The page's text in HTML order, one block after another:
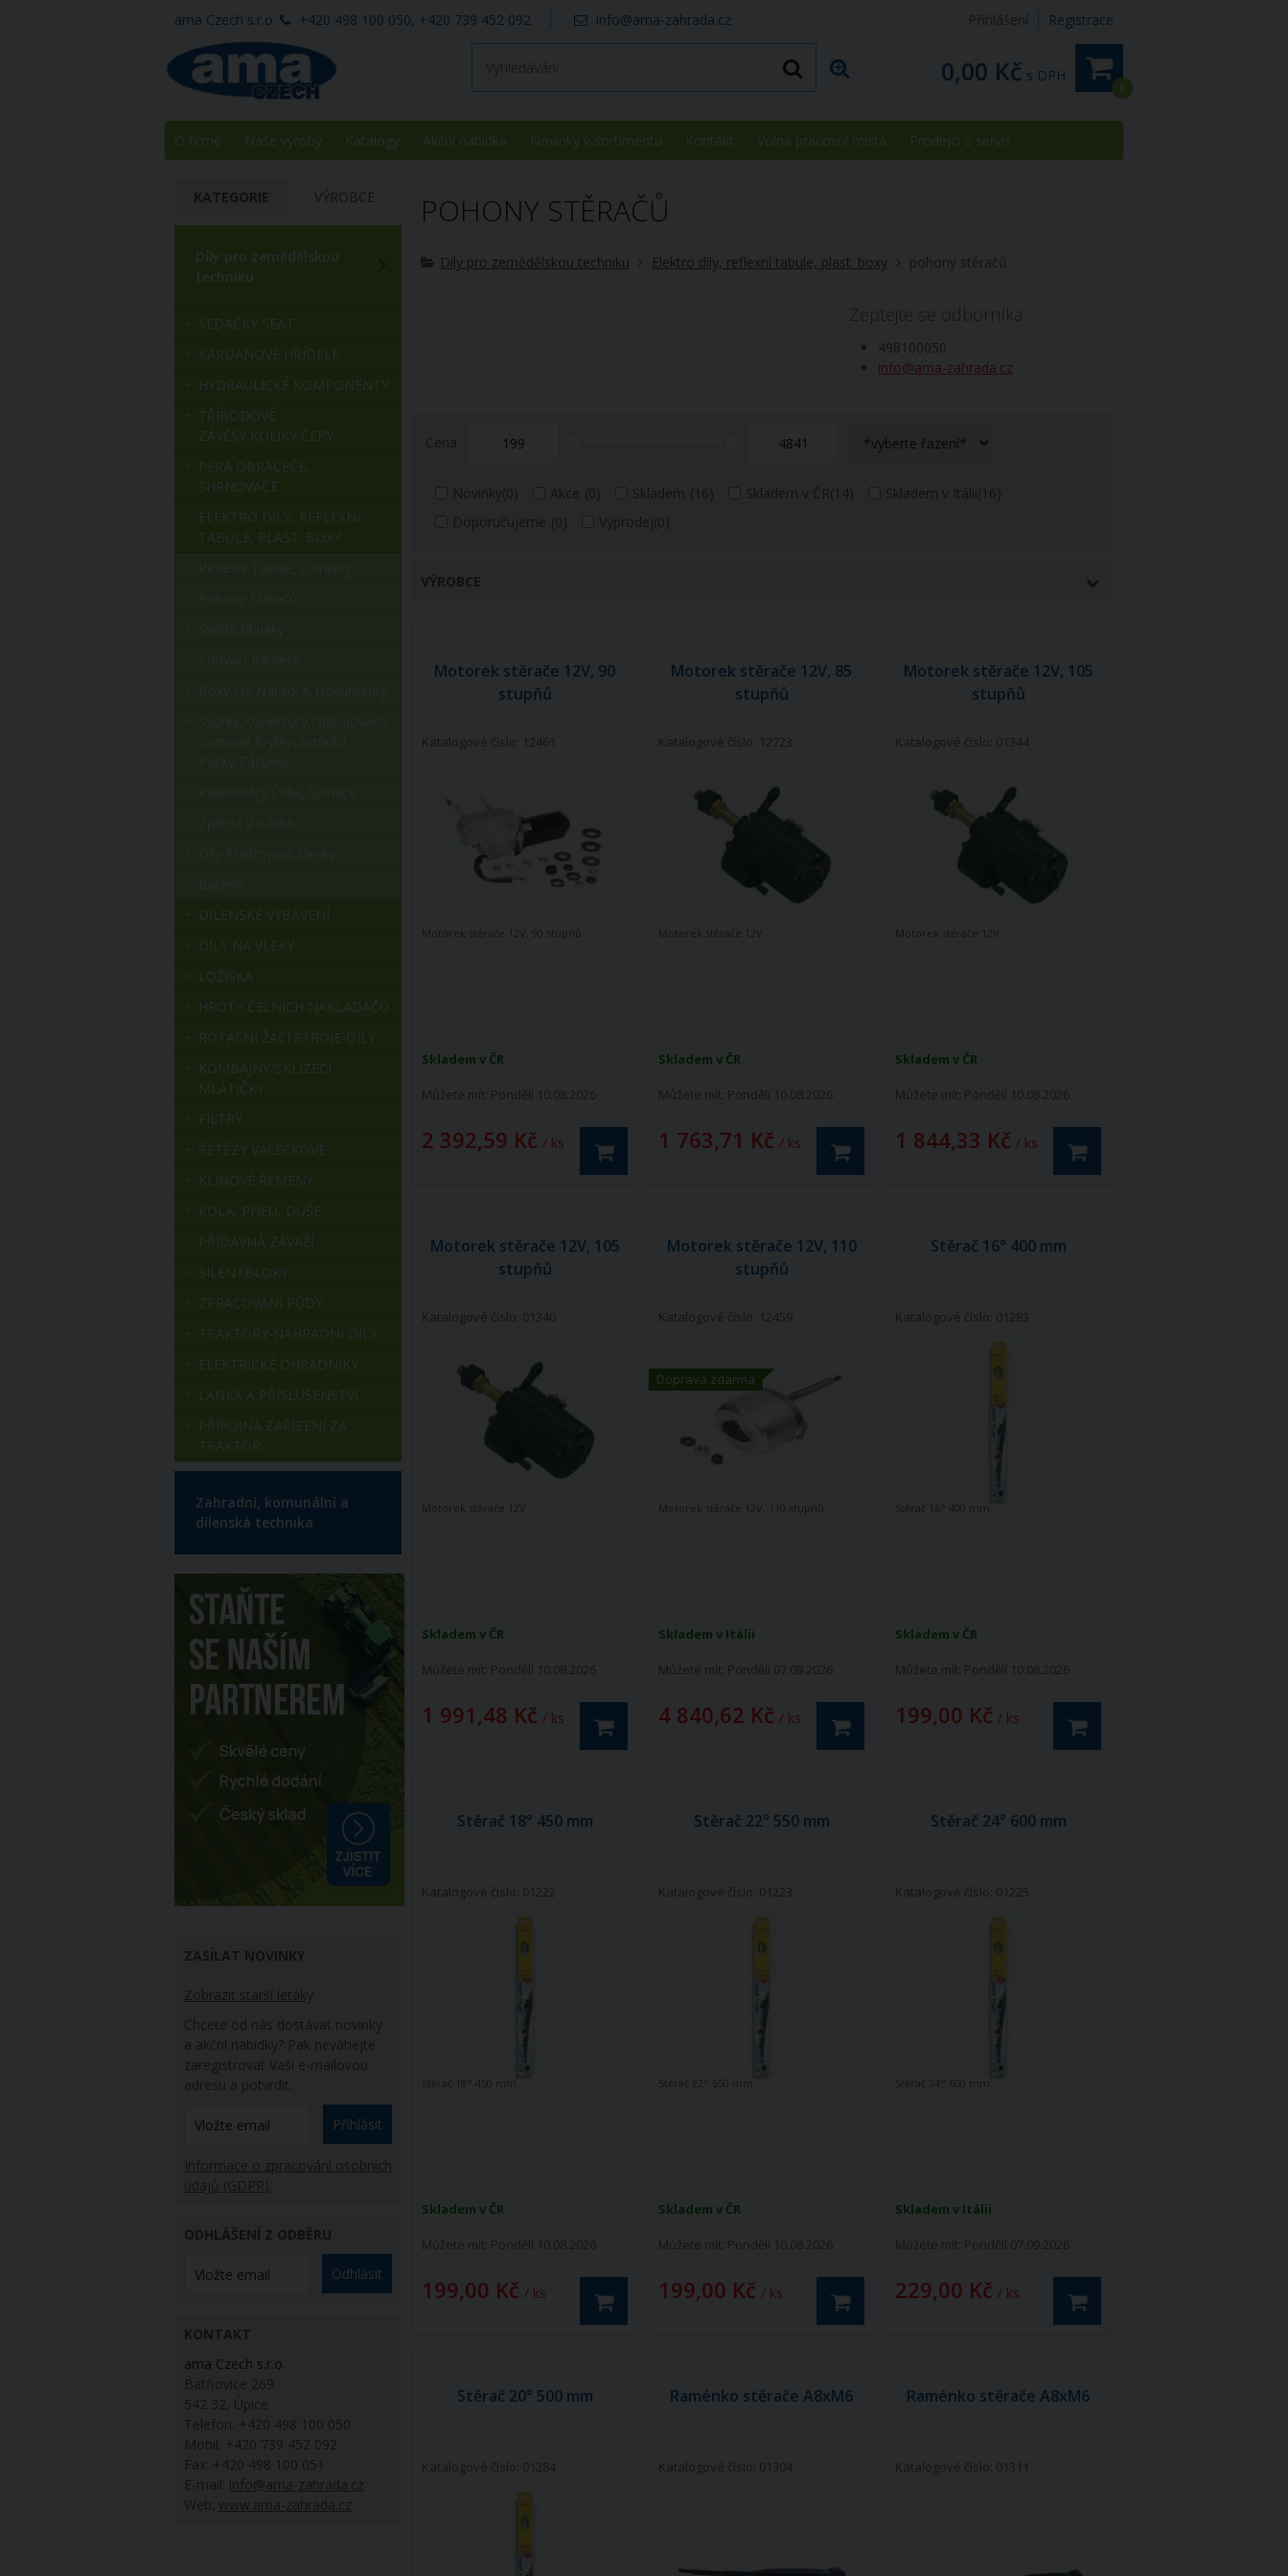
Přihlášení Registrace
ama Czech s.r.o. +420 498 100 050, +420 739 452 092 info@ama-zahrada.cz
0
0,00 Kč s DPH
O firmě Naše výroby Katalogy Akční nabídka Novinky v sortimentu Kontakt Volná pracovní místa Prodejci a servis
POHONY STĚRAČŮ
Díly pro zemědělskou techniku Elektro díly, reflexní tabule, plast. boxy pohony stěračů
Zeptejte se odborníka
498100050
info@ama-zahrada.cz
Cena
Novinky(0) Akce (0) Skladem (16) Skladem v ČR(14) Skladem v Itálii(16)
Doporučujeme (0) Výprodej(0)
VÝROBCE
Motorek stěrače 12V, 90
stupňů
Katalogové číslo: 12461
Skladem v ČR
Můžete mít: Pondělí 10.08.2026
2 392,59 Kč / ks
Motorek stěrače 12V, 90 stupňů
Motorek stěrače 12V, 85
stupňů
Katalogové číslo: 12723
Skladem v ČR
Můžete mít: Pondělí 10.08.2026
1 763,71 Kč / ks
Motorek stěrače 12V
Motorek stěrače 12V, 105
stupňů
Katalogové číslo: 01344
Skladem v ČR
Můžete mít: Pondělí 10.08.2026
1 844,33 Kč / ks
Motorek stěrače 12V
Motorek stěrače 12V, 105
stupňů
Katalogové číslo: 01340
Skladem v ČR
Můžete mít: Pondělí 10.08.2026
1 991,48 Kč / ks
Motorek stěrače 12V
Motorek stěrače 12V, 110
stupňů
Doprava zdarma
Katalogové číslo: 12459
Skladem v Itálii
Můžete mít: Pondělí 07.09.2026
4 840,62 Kč / ks
Motorek stěrače 12V, 110 stupňů
Stěrač 16° 400 mm
Katalogové číslo: 01283
Skladem v ČR
Můžete mít: Pondělí 10.08.2026
199,00 Kč / ks
Stěrač 16° 400 mm.
Stěrač 18° 450 mm
Katalogové číslo: 01222
Skladem v ČR
Můžete mít: Pondělí 10.08.2026
199,00 Kč / ks
Stěrač 18° 450 mm.
Stěrač 22° 550 mm
Katalogové číslo: 01223
Skladem v ČR
Můžete mít: Pondělí 10.08.2026
199,00 Kč / ks
Stěrač 22° 550 mm.
Stěrač 24° 600 mm
Katalogové číslo: 01225
Skladem v Itálii
Můžete mít: Pondělí 07.09.2026
229,00 Kč / ks
Stěrač 24° 600 mm.
Stěrač 20° 500 mm
Katalogové číslo: 01284
Raménko stěrače A8xM6
Katalogové číslo: 01304
Raménko stěrače A8xM6
Katalogové číslo: 01311
KATEGORIE VÝROBCE
Díly pro zemědělskou
techniku
SEDAČKY SEAT
KARDANOVÉ HŘÍDELE
HYDRAULICKÉ KOMPONENTY
TŘÍBODOVÉ
ZÁVĚSY,KOLÍKY,ČEPY
PERA OBRACEČE,
SHRNOVAČE
ELEKTRO DÍLY, REFLEXNÍ
TABULE, PLAST. BOXY
DÍLENSKÉ VYBAVENÍ
DÍLY NA VLEKY
LOŽISKA
HROTY ČELNÍCH NAKLADAČŮ
ROTAČNÍ ŽACÍ STROJE-DÍLY
KOMBAJNY/SKLÍZECÍ
MLÁTIČKY
FILTRY
ŘETĚZY VÁLEČKOVÉ
KLÍNOVÉ ŘEMENY
KOLA, PNEU, DUŠE
PŘÍDAVNÁ ZÁVAŽÍ
SILENTBLOKY
ZPRACOVÁNÍ PŮDY
TRAKTORY-NÁHRADNÍ DÍLY
ELEKTRICKÉ OHRADNÍKY
LANKA A PŘÍSLUŠENSTVÍ
PŘÍPOJNÁ ZAŘÍZENÍ ZA
TRAKTOR
Zahradní, komunální a
dílenská technika
ZASÍLAT NOVINKY
Zobrazit starší letáky
Chcete od nás dostávat novinky
a akční nabídky? Pak neváhejte
zaregistrovat Vaši e-mailovou
adresu a potvrdit.
Přihlásit
Informace o zpracování osobních
údajů (GDPR).
ODHLÁŠENÍ Z ODBĚRU
Odhlásit
KONTAKT
ama Czech s.r.o.
Batňovice 269
542 32, Úpice
Telefon: +420 498 100 050
Mobil: +420 739 452 092
Fax: +420 498 100 051
E-mail: info@ama-zahrada.cz
Web:
www.ama-zahrada.cz